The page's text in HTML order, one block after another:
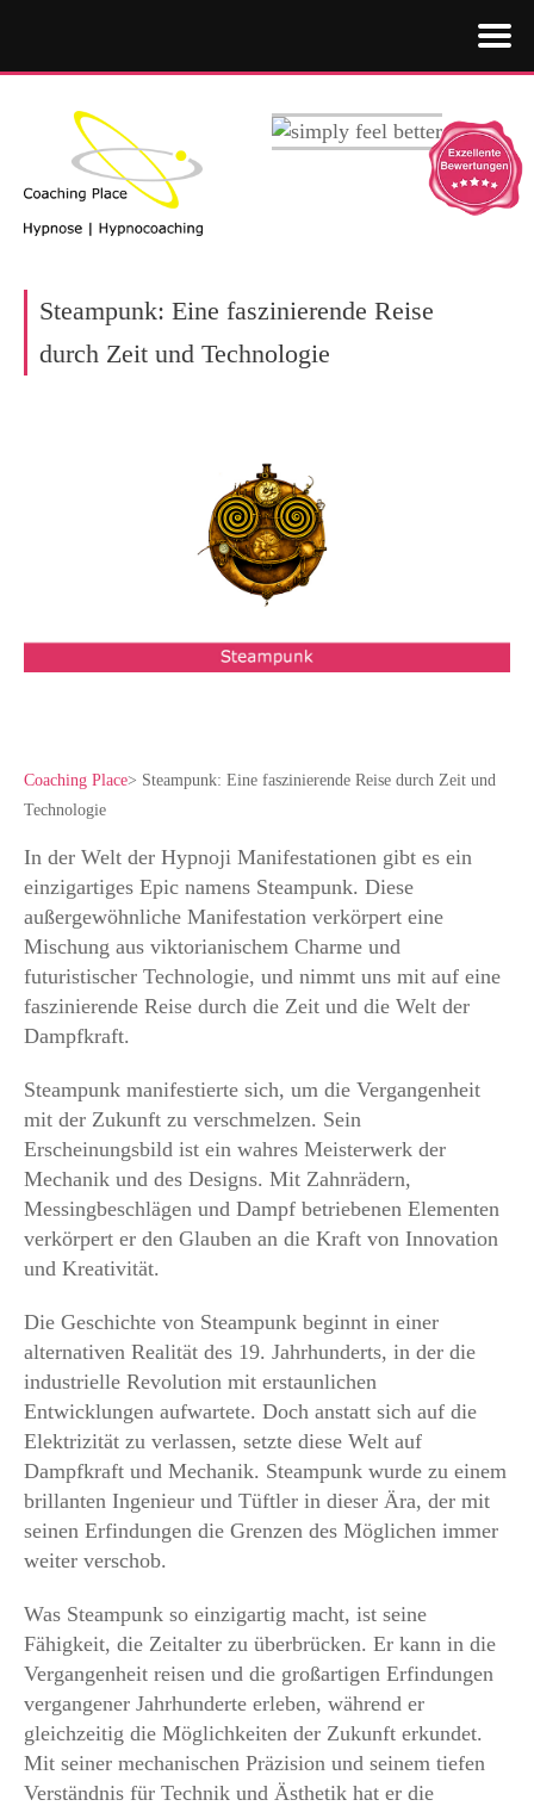
Steampunk: Eine faszinierende Reise
durch Zeit und Technologie
Coaching Place> Steampunk: Eine faszinierende Reise durch Zeit und
Technologie
In der Welt der Hypnoji Manifestationen gibt es ein
einzigartiges Epic namens Steampunk. Diese
außergewöhnliche Manifestation verkörpert eine
Mischung aus viktorianischem Charme und
futuristischer Technologie, und nimmt uns mit auf eine
faszinierende Reise durch die Zeit und die Welt der
Dampfkraft.
Steampunk manifestierte sich, um die Vergangenheit
mit der Zukunft zu verschmelzen. Sein
Erscheinungsbild ist ein wahres Meisterwerk der
Mechanik und des Designs. Mit Zahnrädern,
Messingbeschlägen und Dampf betriebenen Elementen
verkörpert er den Glauben an die Kraft von Innovation
und Kreativität.
Die Geschichte von Steampunk beginnt in einer
alternativen Realität des 19. Jahrhunderts, in der die
industrielle Revolution mit erstaunlichen
Entwicklungen aufwartete. Doch anstatt sich auf die
Elektrizität zu verlassen, setzte diese Welt auf
Dampfkraft und Mechanik. Steampunk wurde zu einem
brillanten Ingenieur und Tüftler in dieser Ära, der mit
seinen Erfindungen die Grenzen des Möglichen immer
weiter verschob.
Was Steampunk so einzigartig macht, ist seine
Fähigkeit, die Zeitalter zu überbrücken. Er kann in die
Vergangenheit reisen und die großartigen Erfindungen
vergangener Jahrhunderte erleben, während er
gleichzeitig die Möglichkeiten der Zukunft erkundet.
Mit seiner mechanischen Präzision und seinem tiefen
Verständnis für Technik und Ästhetik hat er die